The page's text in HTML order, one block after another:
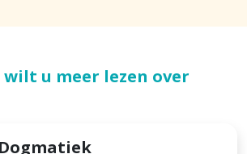
u meer lezen over